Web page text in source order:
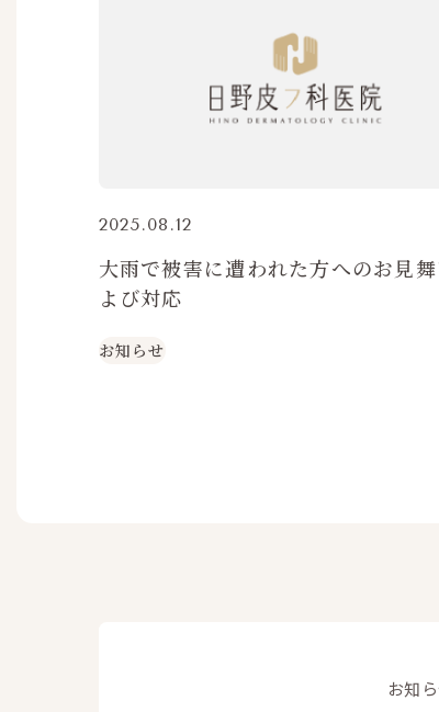
2025.08.12
大雨で被害に遭われた方へのお見
よび対応
お知らせ
お知ら